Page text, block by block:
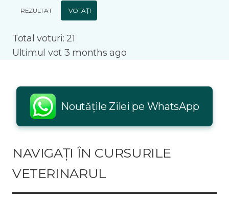
REZULTAT VOTAȚI
Total voturi: 21
Ultimul vot 3 months ago
Noutățile Zilei pe WhatsApp
NAVIGAȚI ÎN CURSURILE
VETERINARUL